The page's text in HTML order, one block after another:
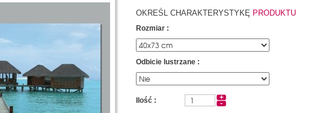
OKREŚL CHARAKTERYSTYKĘ PRODUKTU
Rozmiar :
Odbicie lustrzane :
Ilość :